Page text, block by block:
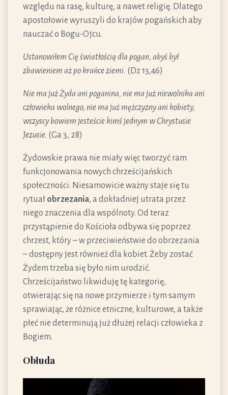
względu na rasę, kulturę, a nawet religię. Dlatego
apostołowie wyruszyli do krajów pogańskich aby
nauczać o Bogu-Ojcu.
Ustanowiłem Cię światłością dla pogan, abyś był
zbawieniem aż po krańce ziemi. (Dz 13,46)
Nie ma już Żyda ani poganina, nie ma już niewolnika ani
człowieka wolnego, nie ma już mężczyzny ani kobiety,
wszyscy bowiem jesteście kimś jednym w Chrystusie
Jezusie. (Ga 3, 28)
Żydowskie prawa nie miały więc tworzyć ram
funkcjonowania nowych chrześcijańskich
społeczności. Niesamowicie ważny staje się tu
rytuał obrzezania, a dokładniej utrata przez
niego znaczenia dla wspólnoty. Od teraz
przystąpienie do Kościoła odbywa się poprzez
chrzest, który – w przeciwieństwie do obrzezania
– dostępny jest również dla kobiet. Żeby zostać
Żydem trzeba się było nim urodzić.
Chrześcijaństwo likwiduję tę kategorię,
otwierając się na nowe przymierze i tym samym
sprawiając, że różnice etniczne, kulturowe, a także
płeć nie determinują już dłużej relacji człowieka z
Bogiem.
Obłuda